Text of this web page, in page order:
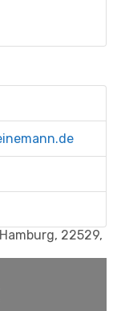
Hamburg, 22529,